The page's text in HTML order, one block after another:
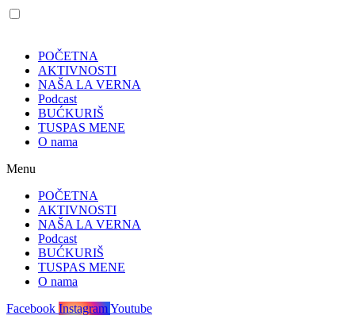
POČETNA
AKTIVNOSTI
NAŠA LA VERNA
Podcast
BUĆKURIŠ
TUSPAS MENE
O nama
Menu
POČETNA
AKTIVNOSTI
NAŠA LA VERNA
Podcast
BUĆKURIŠ
TUSPAS MENE
O nama
Facebook InstagramYoutube